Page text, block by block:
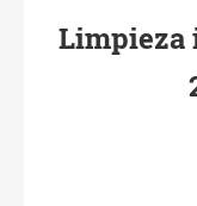
Limpieza